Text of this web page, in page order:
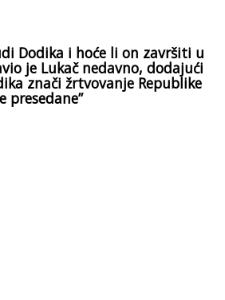
Dodika i hoće li on završiti u
je Lukač nedavno, dodajući
znači žrtvovanje Republike
presedane”